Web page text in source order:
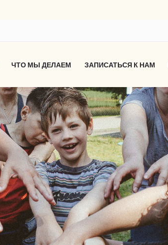
ЧТО МЫ ДЕЛАЕМ ЗАПИСАТЬСЯ К НАМ